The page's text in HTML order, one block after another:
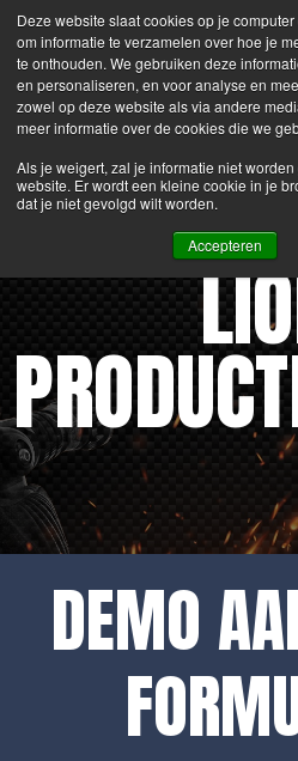
Deze website slaat cookies op je
om informatie te verzamelen over hoe je
te onthouden. We gebruiken deze
en personaliseren, en voor analyse en
zowel op deze website als via andere
meer informatie over de cookies die we
Als je weigert, zal je informatie niet
website. Er wordt een kleine cookie in je
dat je niet gevolgd wilt worden.
Accepteren
Search Login
DEMO